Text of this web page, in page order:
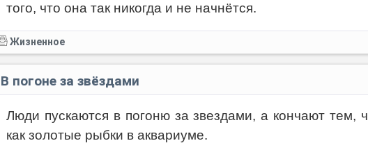
того, что она так никогда и не начнётся.
Жизненное
В погоне за звёздами
Люди пускаются в погоню за звездами, а кончают тем,
как золотые рыбки в аквариуме.